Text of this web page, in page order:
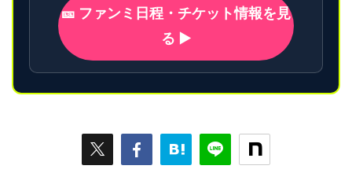
🎫 ファンミ日程・チケット情報を見
る ▶